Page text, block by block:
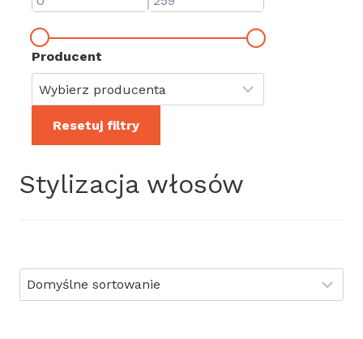
Producent
Resetuj filtry
Stylizacja włosów